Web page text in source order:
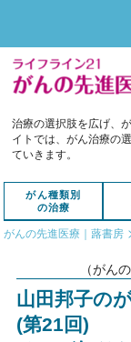
治療の選択肢を広げ、
イトでは、がん治療の
ていきます。
がん種類別
の治療
がんの先進医療｜蕗書房
（がん
山田邦子の
(第21回)